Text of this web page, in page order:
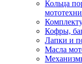
Кольца
Кофры,
Лапки и
Масла